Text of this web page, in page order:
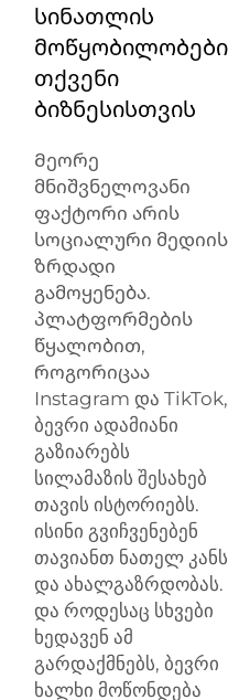
სინათლის
მოწყობილობები
თქვენი
ბიზნესისთვის
Მეორე
მნიშვნელოვანი
ფაქტორი არის
სოციალური მედიის
ზრდადი
გამოყენება.
პლატფორმების
წყალობით,
როგორიცაა
Instagram და TikTok,
ბევრი ადამიანი
გაზიარებს
სილამაზის შესახებ
თავის ისტორიებს.
ისინი გვიჩვენებენ
თავიანთ ნათელ კანს
და ახალგაზრდობას.
და როდესაც სხვები
ხედავენ ამ
გარდაქმნებს, ბევრი
ხალხი მოწონდება